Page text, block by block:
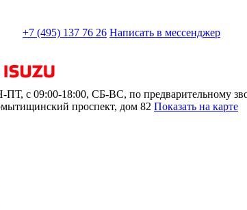
+7 (495) 137 76 26 Написать в мессенджер
ПТ, с 09:00-18:00, СБ-ВС, по предварительному
проспект, дом 82 Показать на карте